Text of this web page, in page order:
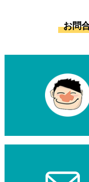
お問